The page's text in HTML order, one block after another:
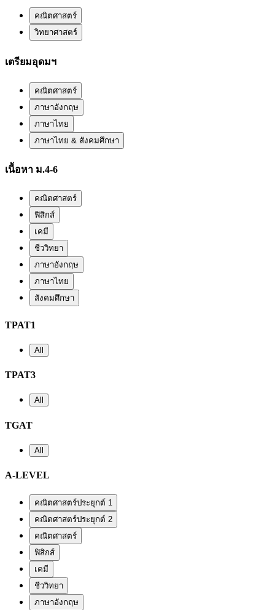
คณิตศาสตร์
วิทยาศาสตร์
เตรียมอุดมฯ
คณิตศาสตร์
ภาษาอังกฤษ
ภาษาไทย
ภาษาไทย & สังคมศึกษา
เนื้อหา ม.4-6
คณิตศาสตร์
ฟิสิกส์
เคมี
ชีววิทยา
ภาษาอังกฤษ
ภาษาไทย
สังคมศึกษา
TPAT1
All
TPAT3
All
TGAT
All
A-LEVEL
คณิตศาสตร์ประยุกต์ 1
คณิตศาสตร์ประยุกต์ 2
คณิตศาสตร์
ฟิสิกส์
เคมี
ชีววิทยา
ภาษาอังกฤษ